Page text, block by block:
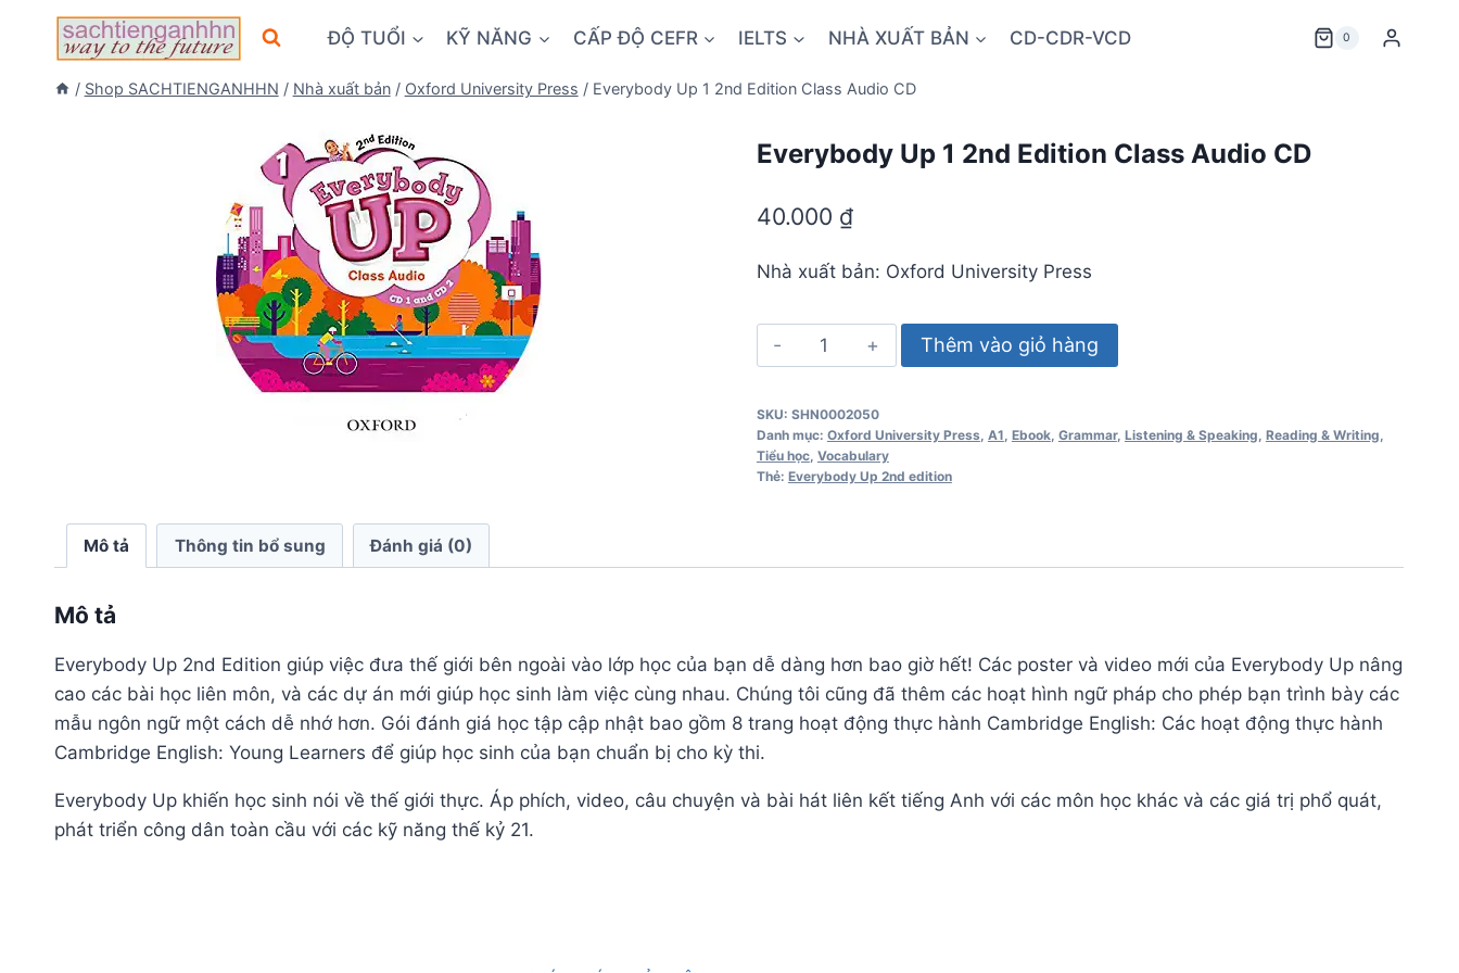
ĐỘ TUỔI KỸ NĂNG CẤP ĐỘ CEFR IELTS NHÀ XUẤT BẢN CD-CDR-VCD 0
/ Shop SACHTIENGANHHN / Nhà xuất bản / Oxford University Press / Everybody Up 1 2nd Edition Class Audio CD
Everybody Up 1 2nd Edition Class Audio CD
40.000 ₫
Nhà xuất bản: Oxford University Press
Everybody
Up
2nd
Edition
Class
số
Thêm vào giỏ hàng
SKU: SHN0002050
Danh mục: Oxford University Press A1 Ebook, Grammar, Listening & Speaking Reading & Writing
Tiểu học, Vocabulary
Thẻ: Everybody Up 2nd edition
Mô tả Thông tin bổ sung Đánh giá (0)
Mô tả
Everybody Up 2nd Edition giúp việc đưa thế giới bên ngoài vào lớp học của bạn dễ dàng hơn bao giờ hết! Các poster và video mới của Everybody Up nâng
cao các bài học liên môn, và các dự án mới giúp học sinh làm việc cùng nhau. Chúng tôi cũng đã thêm các hoạt hình ngữ pháp cho phép bạn trình bày các
mẫu ngôn ngữ một cách dễ nhớ hơn. Gói đánh giá học tập cập nhật bao gồm 8 trang hoạt động thực hành Cambridge English: Các hoạt động thực hành
Cambridge English: Young Learners để giúp học sinh của bạn chuẩn bị cho kỳ thi.
Everybody Up khiến học sinh nói về thế giới thực. Áp phích, video, câu chuyện và bài hát liên kết tiếng Anh với các môn học khác và các giá trị phổ quát,
phát triển công dân toàn cầu với các kỹ năng thế kỷ 21.